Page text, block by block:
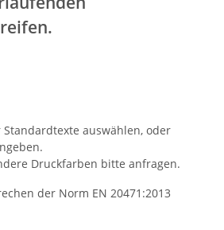
auswählen, oder
Druckfarben bitte anfragen.
der Norm EN 20471:2013